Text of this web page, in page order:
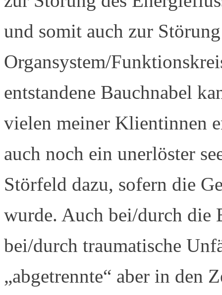
und somit auch zur
Organsystem/
entstandene Bauchnabel
vielen meiner Klientinnen
auch noch ein unerlöster
Störfeld dazu, sofern die
wurde. Auch bei/durch die
bei/durch traumatische
„abgetrennte“ aber in den